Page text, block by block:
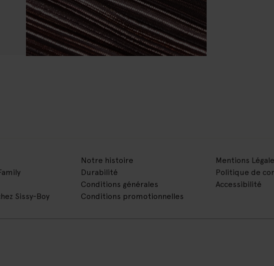
Sissy-Boy
Notre histoire
Durabilité
Conditions générales
Conditions promotionnelles
Mentions
Politique de
Accessibilité